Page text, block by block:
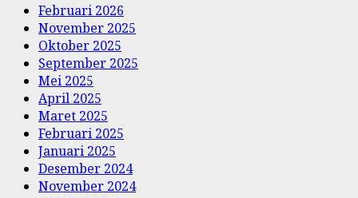
Februari 2026
November 2025
Oktober 2025
September 2025
Mei 2025
April 2025
Maret 2025
Februari 2025
Januari 2025
Desember 2024
November 2024